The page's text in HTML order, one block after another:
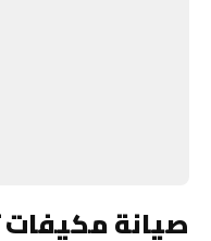
صيانة مكيفات